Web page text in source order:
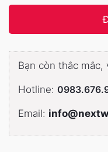
Bạn còn thắc mắc,
Hotline:
Email: